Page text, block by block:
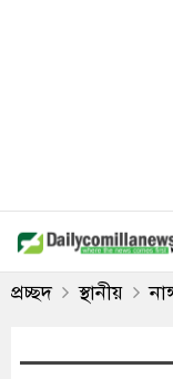
প্রচ্ছদ স্থানীয়